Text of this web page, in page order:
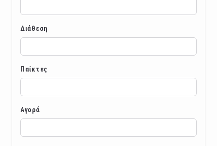
Διάθεση
Παίκτες
Αγορά